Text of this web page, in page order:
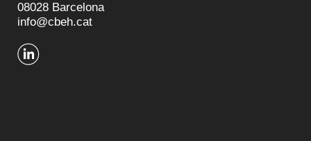
08028 Barcelona
info@cbeh.cat